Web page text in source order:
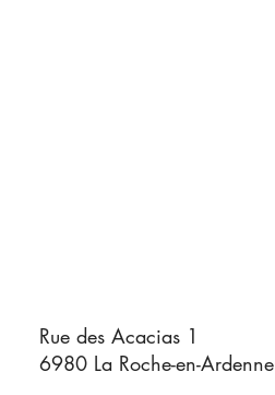
Rue des Acacias 1
6980 La Roche-en-Ardenne